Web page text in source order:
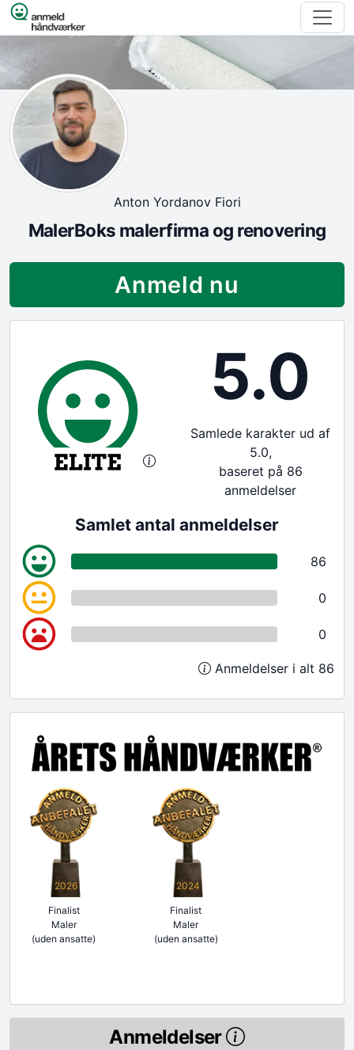
Spring til indhold
Anton Yordanov Fiori
MalerBoks malerfirma og renovering
Anmeld nu
5.0
Samlede karakter ud af
5.0,
baseret på 86
anmeldelser
Samlet antal anmeldelser
86
0
0
Anmeldelser i alt 86
2026
Finalist
Maler
(uden ansatte)
2024
Finalist
Maler
(uden ansatte)
Anmeldelser